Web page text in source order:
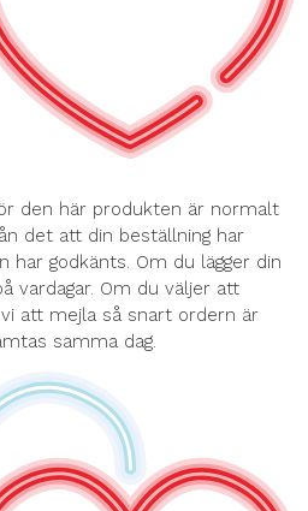
den här produkten är normalt
det att din beställning har
har godkänts. Om du lägger din
vardagar. Om du väljer att
att mejla så snart ordern är
samma dag.